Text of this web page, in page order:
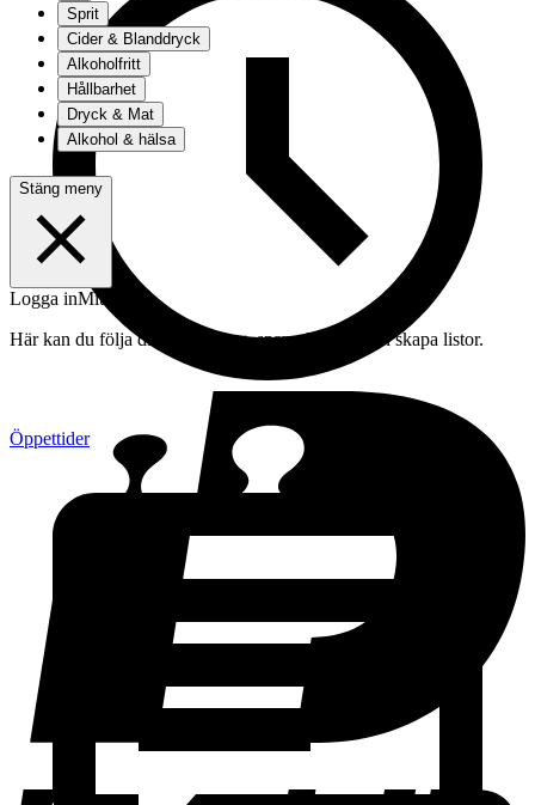
Öppettider
Sprit
Cider & Blanddryck
Alkoholfritt
Hållbarhet
Dryck & Mat
Alkohol & hälsa
Stäng meny
Logga inMitt konto
Här kan du följa din beställning, spara drycker och skapa listor.